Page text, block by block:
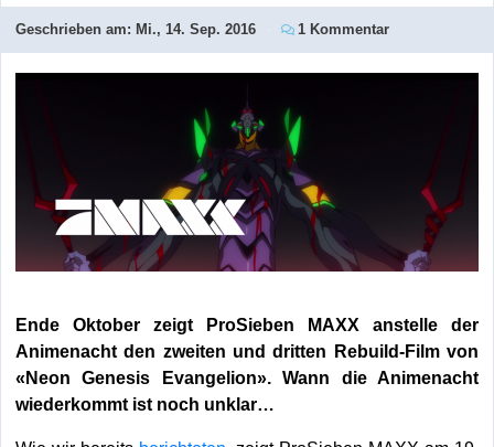
Geschrieben am: Mi., 14. Sep. 2016 1 Kommentar
Ende Oktober zeigt ProSieben MAXX anstelle der
Animenacht den zweiten und dritten Rebuild-Film von
«Neon Genesis Evangelion». Wann die Animenacht
wiederkommt ist noch unklar…